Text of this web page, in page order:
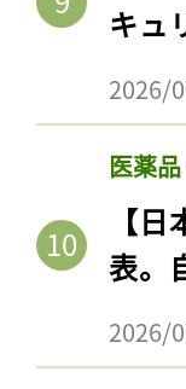
キュ
2026/
医薬
【
表。
2026/